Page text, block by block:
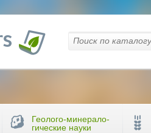
Геолого-минерало-
гические науки